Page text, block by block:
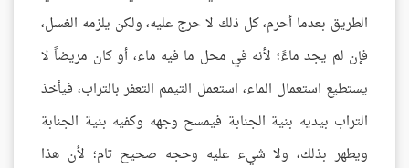
الطريق بعدما أحرم، كل ذلك لا حرج عليه، ولكن يلزمه الغسل،
فإن لم يجد ماءً؛ لأنه في محل ما فيه ماء، أو كان مريضاً لا
يستطيع استعمال الماء، استعمل التيمم التعفر بالتراب، فيأخذ
التراب بيديه بنية الجنابة فيمسح وجهه وكفيه بنية الجنابة
ويطهر بذلك، ولا شيء عليه وحجه صحيح تام؛ لأن هذا